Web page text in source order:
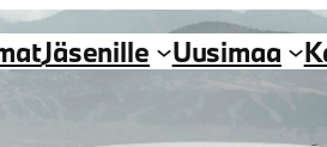
Jäsenille Uusimaa